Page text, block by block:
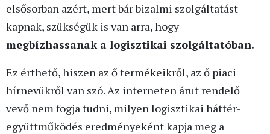
elsősorban azért, mert bár bizalmi szolgáltatást
kapnak, szükségük is van arra, hogy
megbízhassanak a logisztikai szolgáltatóban.
Ez érthető, hiszen az ő termékeikről, az ő piaci
hírnevükről van szó. Az interneten árut rendelő
vevő nem fogja tudni, milyen logisztikai háttér-
együttműködés eredményeként kapja meg a